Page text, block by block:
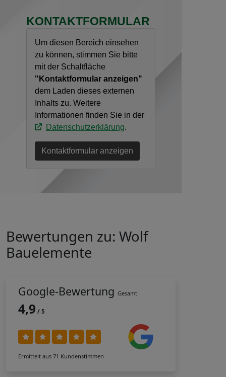
KONTAKTFORMULAR
Um diesen Bereich einsehen
zu können, stimmen Sie bitte
mit der Schaltfläche
"Kontaktformular anzeigen"
dem Laden dieses externen
Inhalts zu. Weitere
Informationen finden Sie in der
Datenschutzerklärung.
Kontaktformular anzeigen